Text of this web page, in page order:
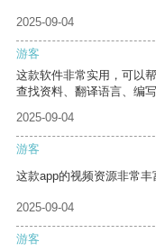
2025-09-04
游客
这款软件非常实用，可以
查找资料、翻译语言、编写
2025-09-04
游客
这款app的视频资源非常丰
2025-09-04
游客